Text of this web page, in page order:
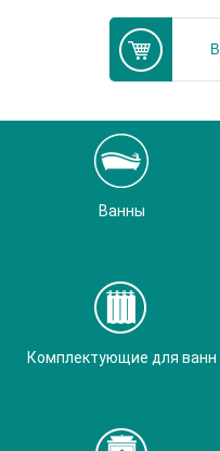
Ванны
Комплектующие для ванн